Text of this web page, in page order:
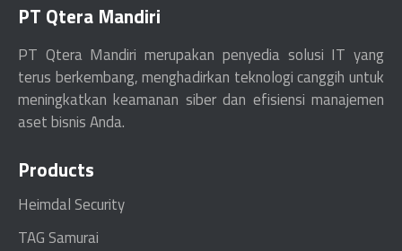
PT Qtera Mandiri
PT Qtera Mandiri merupakan penyedia solusi IT yang
terus berkembang, menghadirkan teknologi canggih untuk
meningkatkan keamanan siber dan efisiensi manajemen
aset bisnis Anda.
Products
Heimdal Security
TAG Samurai